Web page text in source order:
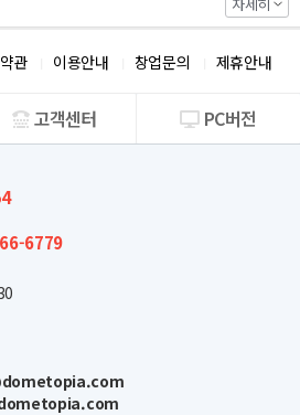
관 이용안내 창업문의 제휴안내
회사소개
고객센터 PC버전
6779